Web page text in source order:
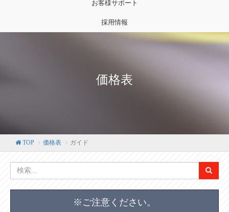
お客様サポート
採用情報
価格表
TOP 価格表 ガイド
※ご注意ください。